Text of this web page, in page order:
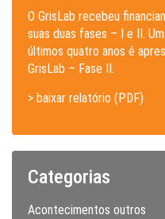
O GrisLab recebeu
suas duas fases – I e II.
últimos quatro anos é
GrisLab – Fase II.
> baixar relatório (PDF)
Categorias
Acontecimentos outros